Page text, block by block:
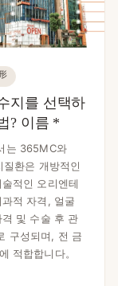
지를 선택하
? 이름 *
는 365MC와
환은 개방적인
적인 오리엔테
적 자격, 얼굴
및 수술 후 관
구성되며, 전 금
적합합니다。